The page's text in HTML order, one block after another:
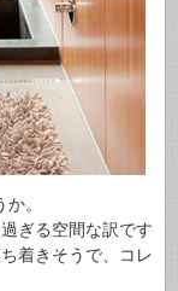
。
ぎる空間な訳です
着きそうで、コレ